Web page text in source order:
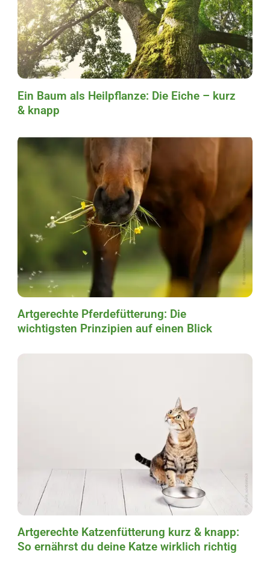
Ein Baum als Heilpflanze: Die Eiche – kurz
& knapp
Artgerechte Pferdefütterung: Die
wichtigsten Prinzipien auf einen Blick
Artgerechte Katzenfütterung kurz & knapp:
So ernährst du deine Katze wirklich richtig